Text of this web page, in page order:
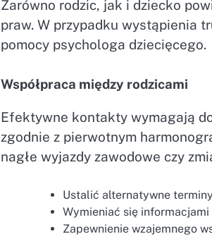
Zarówno rodzic, jak i dziecko
praw. W przypadku wystąpienia
pomocy psychologa dziecięcego.
Współpraca między rodzicami
Efektywne kontakty wymagają
zgodnie z pierwotnym
nagłe wyjazdy zawodowe czy
Ustalić alternatywne
Wymieniać się
Zapewnienie wzajemnego